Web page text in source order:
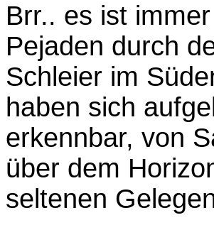
Brr.. es ist
Pejaden durch
Schleier im
haben sich
erkennbar, von
über dem
seltenen